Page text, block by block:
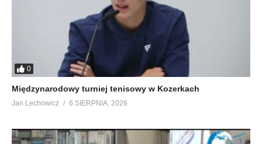
0
Międzynarodowy turniej tenisowy w Kozerkach
Jan Lechowicz 6 SIERPNIA, 2026